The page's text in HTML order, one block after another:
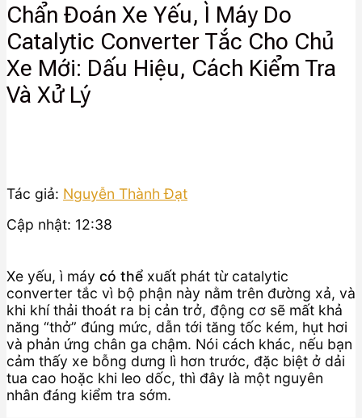
Chẩn Đoán Xe Yếu, Ì Máy Do
Catalytic Converter Tắc Cho Chủ
Xe Mới: Dấu Hiệu, Cách Kiểm Tra
Và Xử Lý
Tác giả: Nguyễn Thành Đạt
Cập nhật: 12:38
Xe yếu, ì máy có thể xuất phát từ catalytic
converter tắc vì bộ phận này nằm trên đường xả, và
khi khí thải thoát ra bị cản trở, động cơ sẽ mất khả
năng “thở” đúng mức, dẫn tới tăng tốc kém, hụt hơi
và phản ứng chân ga chậm. Nói cách khác, nếu bạn
cảm thấy xe bỗng dưng lì hơn trước, đặc biệt ở dải
tua cao hoặc khi leo dốc, thì đây là một nguyên
nhân đáng kiểm tra sớm.